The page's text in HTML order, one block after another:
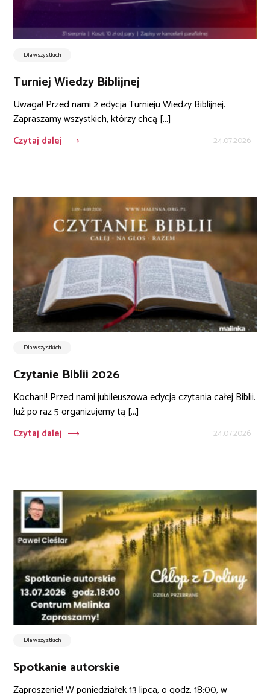
Dla wszystkich
Turniej Wiedzy Biblijnej
Uwaga! Przed nami 2 edycja Turnieju Wiedzy Biblijnej.
Zapraszamy wszystkich, którzy chcą [...]
Czytaj dalej
24.07.2026
Dla wszystkich
Czytanie Biblii 2026
Kochani! Przed nami jubileuszowa edycja czytania całej Biblii.
Już po raz 5 organizujemy tą [...]
Czytaj dalej
24.07.2026
Dla wszystkich
Spotkanie autorskie
Zaproszenie! W poniedziałek 13 lipca, o godz. 18:00, w